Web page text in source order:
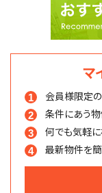
マ
会員様限定
条件にあう物
何でも気軽に
最新物件を簡